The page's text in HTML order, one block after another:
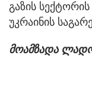
გაზის
უკრაინის
მოამზადა